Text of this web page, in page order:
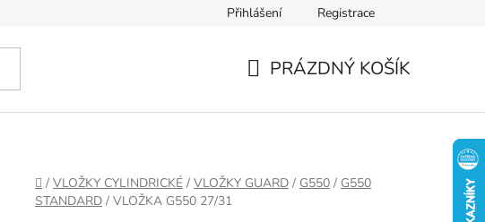
Přihlášení Registrace
PRÁZDNÝ KOŠÍK
DOMŮ
/ VLOŽKY CYLINDRICKÉ / VLOŽKY GUARD / G550 / G550
STANDARD / VLOŽKA G550 27/31